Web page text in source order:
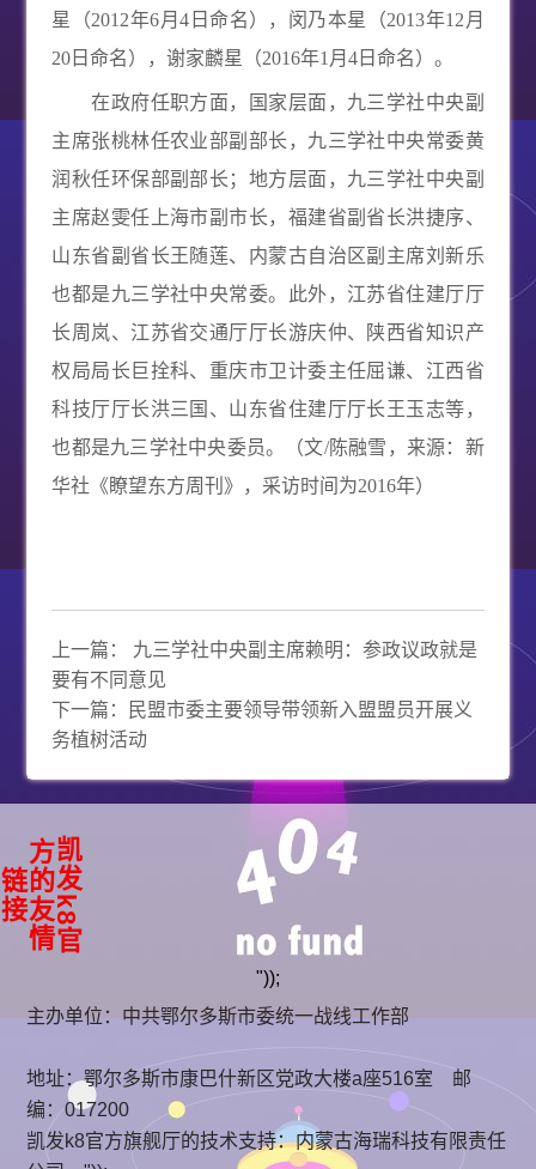
星（2012年6月4 日命名），闵乃本星（2013年12 月
20 日命名），谢家麟星（2016年1 月4 日命名）。
在政府任职方面，国家层面，九三学社中央副
主席张桃林任农业部副部长，九三学社中央常委黄
润秋任环保部副部长；地方层面，九三学社中央副
主席赵雯任上海市副市长，福建省副省长洪捷序、
山东省副省长王随莲、内蒙古自治区副主席刘新乐
也都是九三学社中央常委。此外，江苏省住建厅厅
长周岚、江苏省交通厅厅长游庆仲、陕西省知识产
权局局长巨拴科、重庆市卫计委主任屈谦、江西省
科技厅厅长洪三国、山东省住建厅厅长王玉志等，
也都是九三学社中央委员。（文/陈融雪，来源：新
华社《瞭望东方周刊》，采访时间为2016年）
上一篇： 九三学社中央副主席赖明：参政议政就是
要有不同意见
下一篇：
民盟市委主要领导带领新入盟盟员开展义
务植树活动
凯
k
8
官
方
友
情
"));
主办单位：中共鄂尔多斯市委统一战线工作部
地址：鄂尔多斯市康巴什新区党政大楼a座516室 邮
编：017200
凯发k8官方旗舰厅的技术支持：内蒙古海瑞科技有限责任